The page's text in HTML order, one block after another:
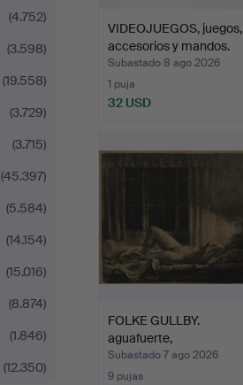
(4.752)
(3.598)
(19.558)
(3.729)
(3.715)
(45.397)
(5.584)
(14.154)
(15.016)
(8.874)
(1.846)
(12.350)
VIDEOJUEGOS, juegos,
accesorios y mandos.
Subastado 8 ago 2026
1 puja
32 USD
FOLKE GULLBY.
aguafuerte,
''sommarnattsfön…
Subastado 7 ago 2026
9 pujas